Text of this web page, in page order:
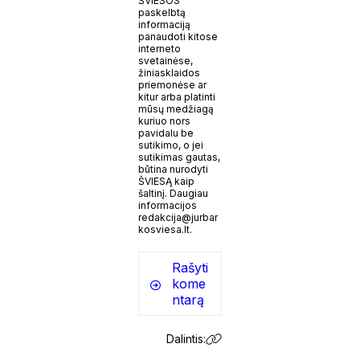
paskelbtą
informaciją
panaudoti kitose
interneto
svetainėse,
žiniasklaidos
priemonėse ar
kitur arba platinti
mūsų medžiagą
kuriuo nors
pavidalu be
sutikimo, o jei
sutikimas gautas,
būtina nurodyti
ŠVIESĄ kaip
šaltinį. Daugiau
informacijos
redakcija@jurbar
kosviesa.lt.
Rašyti
kome
ntarą
Dalintis: